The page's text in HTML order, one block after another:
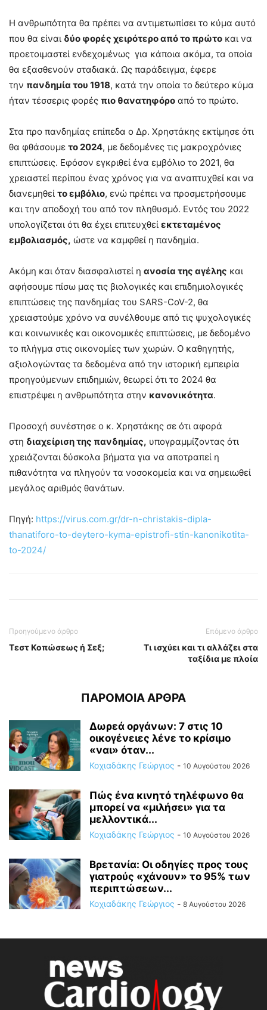
Η ανθρωπότητα θα πρέπει να αντιμετωπίσει το κύμα αυτό
που θα είναι δύο φορές χειρότερο από το πρώτο και να
προετοιμαστεί ενδεχομένως για κάποια ακόμα, τα οποία
θα εξασθενούν σταδιακά. Ως παράδειγμα, έφερε
την πανδημία του 1918, κατά την οποία το δεύτερο κύμα
ήταν τέσσερις φορές πιο θανατηφόρο από το πρώτο.
Στα προ πανδημίας επίπεδα ο Δρ. Χρηστάκης εκτίμησε ότι
θα φθάσουμε το 2024, με δεδομένες τις μακροχρόνιες
επιπτώσεις. Εφόσον εγκριθεί ένα εμβόλιο το 2021, θα
χρειαστεί περίπου ένας χρόνος για να αναπτυχθεί και να
διανεμηθεί το εμβόλιο, ενώ πρέπει να προσμετρήσουμε
και την αποδοχή του από τον πληθυσμό. Εντός του 2022
υπολογίζεται ότι θα έχει επιτευχθεί εκτεταμένος
εμβολιασμός, ώστε να καμφθεί η πανδημία.
Ακόμη και όταν διασφαλιστεί η ανοσία της αγέλης και
αφήσουμε πίσω μας τις βιολογικές και επιδημιολογικές
επιπτώσεις της πανδημίας του SARS-CoV-2, θα
χρειαστούμε χρόνο να συνέλθουμε από τις ψυχολογικές
και κοινωνικές και οικονομικές επιπτώσεις, με δεδομένο
το πλήγμα στις οικονομίες των χωρών. Ο καθηγητής,
αξιολογώντας τα δεδομένα από την ιστορική εμπειρία
προηγούμενων επιδημιών, θεωρεί ότι το 2024 θα
επιστρέψει η ανθρωπότητα στην κανονικότητα.
Προσοχή συνέστησε ο κ. Χρηστάκης σε ότι αφορά
στη διαχείριση της πανδημίας, υπογραμμίζοντας ότι
χρειάζονται δύσκολα βήματα για να αποτραπεί η
πιθανότητα να πληγούν τα νοσοκομεία και να σημειωθεί
μεγάλος αριθμός θανάτων.
Πηγή: https://virus.com.gr/dr-n-christakis-dipla-
thanatiforo-to-deytero-kyma-epistrofi-stin-kanonikotita-
to-2024/
Προηγούμενο άρθρο
Τεστ Κοπώσεως ή Σεξ;
Επόμενο άρθρο
Τι ισχύει και τι αλλάζει στα
ταξίδια με πλοία
ΠΑΡΟΜΟΙΑ ΑΡΘΡΑ
Δωρεά οργάνων: 7 στις 10
οικογένειες λένε το κρίσιμο
«ναι» όταν...
Κοχιαδάκης Γεώργιος - 10 Αυγούστου 2026
Πώς ένα κινητό τηλέφωνο θα
μπορεί να «μιλήσει» για τα
μελλοντικά...
Κοχιαδάκης Γεώργιος - 10 Αυγούστου 2026
Βρετανία: Οι οδηγίες προς τους
γιατρούς «χάνουν» το 95% των
περιπτώσεων...
Κοχιαδάκης Γεώργιος - 8 Αυγούστου 2026